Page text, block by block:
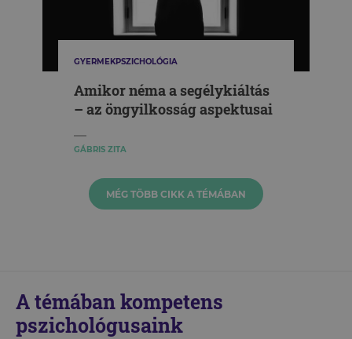
GYERMEKPSZICHOLÓGIA
Amikor néma a segélykiáltás
– az öngyilkosság aspektusai
GÁBRIS ZITA
MÉG TÖBB CIKK A TÉMÁBAN
A témában kompetens
pszichológusaink